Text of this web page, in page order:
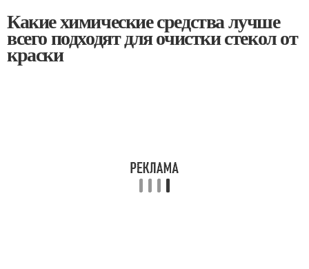
Какие химические средства лучше
всего подходят для очистки стекол от
краски